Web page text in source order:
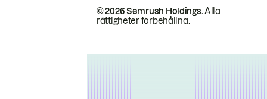
© 2026 Semrush Holdings.Alla
rättigheter förbehållna.